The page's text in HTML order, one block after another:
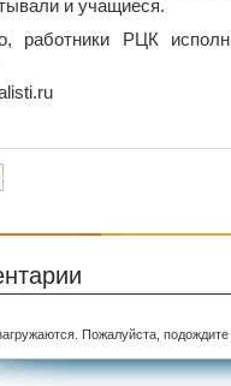
и учащиеся.
работники РЦК
Пожалуйста, подождите